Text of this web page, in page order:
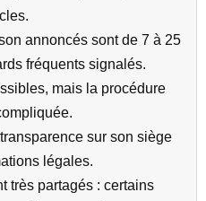
annoncés sont de 7 à 25
fréquents signalés.
mais la procédure
sur son siège
légales.
très partagés : certains